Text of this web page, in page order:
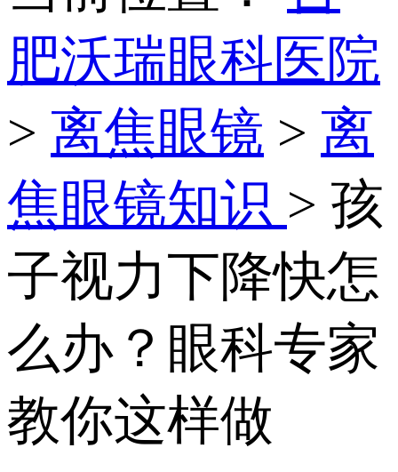
肥沃瑞眼科医院
> 离焦眼镜 > 离
焦眼镜知识 > 孩
子视力下降快怎
么办？眼科专家
教你这样做